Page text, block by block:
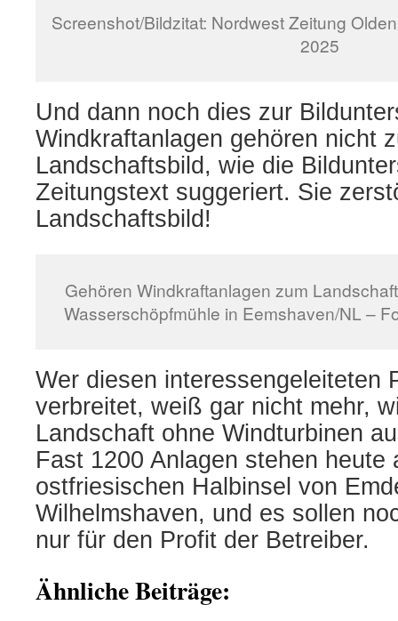
Screenshot/Bildzitat: Nordwest Zeitung
2025
Und dann noch dies zur
Windkraftanlagen gehören nicht
Landschaftsbild, wie die
Zeitungstext suggeriert. Sie
Landschaftsbild!
Gehören Windkraftanlagen zum
Wasserschöpfmühle in Eemshaven/NL –
Wer diesen interessengeleiteten
verbreitet, weiß gar nicht mehr,
Landschaft ohne Windturbinen
Fast 1200 Anlagen stehen heute
ostfriesischen Halbinsel von
Wilhelmshaven, und es sollen
nur für den Profit der Betreiber.
Ähnliche Beiträge: